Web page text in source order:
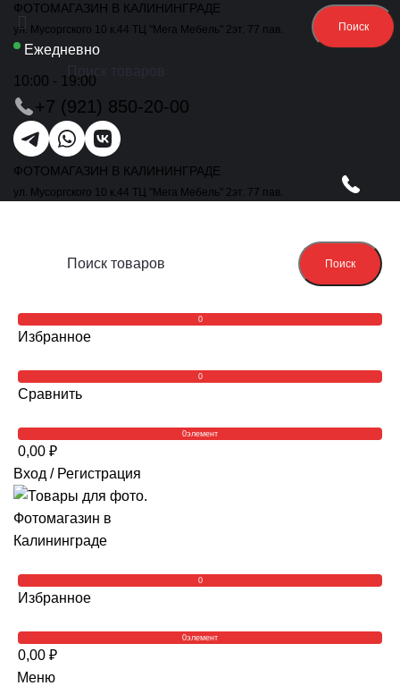
ФОТОМАГАЗИН В КАЛИНИНГРАДЕ
ул. Мусоргского 10 к.44 ТЦ "Мега Мебель" 2эт. 77 пав.
Ежедневно
10:00 - 19:00
+7 (921) 850-20-00
ФОТОМАГАЗИН В КАЛИНИНГРАДЕ
ул. Мусоргского 10 к.44 ТЦ "Мега Мебель" 2эт. 77 пав.
Поиск
0
Избранное
0
Сравнить
0элемент
0,00 ₽
Вход / Регистрация
0
Избранное
0элемент
0,00 ₽
Меню
Поиск